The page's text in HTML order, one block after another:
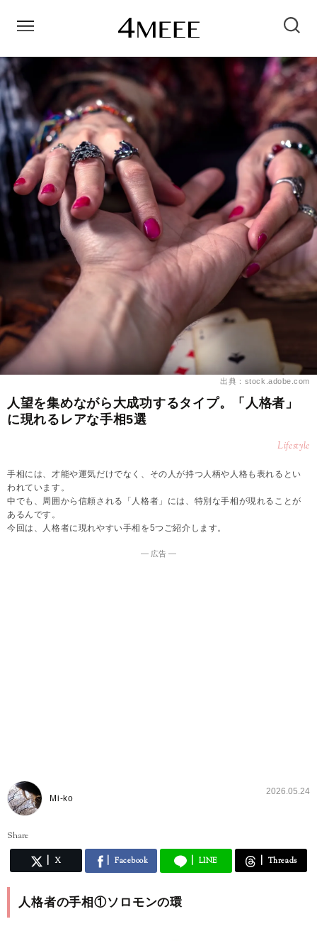
出典：stock.adobe.com
人望を集めながら大成功するタイプ。「人格者」
に現れるレアな手相5選
Lifestyle
手相には、才能や運気だけでなく、その人が持つ人柄や人格も表れるとい
われています。
中でも、周囲から信頼される「人格者」には、特別な手相が現れることが
あるんです。
今回は、人格者に現れやすい手相を5つご紹介します。
― 広告 ―
Mi-ko
2026.05.24
Share
X Facebook LINE Threads
人格者の手相①ソロモンの環